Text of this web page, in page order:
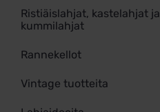
Ristiäislahjat, kastelahjat ja
kummilahjat
Rannekellot
Vintage tuotteita